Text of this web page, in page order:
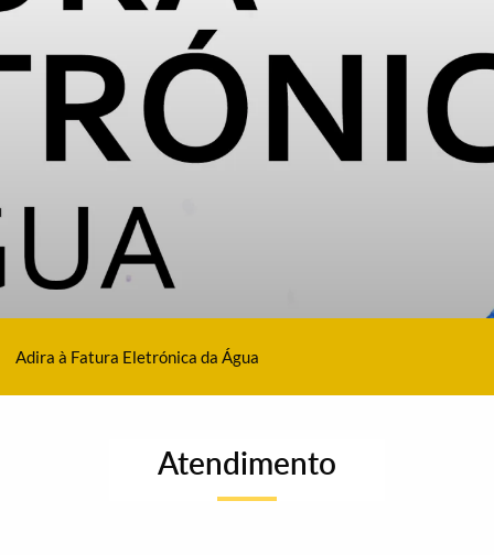
Adira à Fatura Eletrónica da Água
Atendimento